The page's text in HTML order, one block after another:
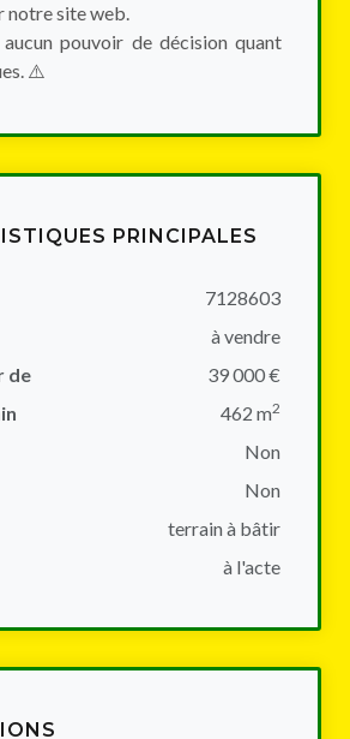
notre site web.
pouvoir de décision quant
⚠️️‍‍‍
PRINCIPALES
7128603
à vendre
de
39 000 €
462 m2
Non
Non
terrain à bâtir
à l'acte